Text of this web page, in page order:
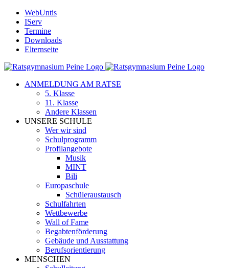
Zum
Inhalt
springen
WebUntis
IServ
Termine
Downloads
Elternseite
ANMELDUNG AM RATSE
5. Klasse
11. Klasse
Andere Klassen
UNSERE SCHULE
Wer wir sind
Schulprogramm
Profilangebote
Musik
MINT
Bili
Europaschule
Schüleraustausch
Schulfahrten
Wettbewerbe
Wall of Fame
Begabtenförderung
Gebäude und Ausstattung
Berufsorientierung
MENSCHEN